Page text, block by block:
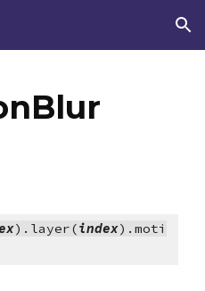
Skip to navigation
).layer(index).moti